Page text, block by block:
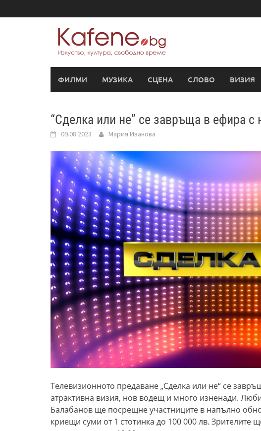
to
ФИЛМИ МУЗИКА СЦЕНА СЛОВО ВИЗИЯ
“Сделка или не” се завръща в ефира
09.08.2023 Мария Иванова
Tелевизионното предаване „Сделка или не“ се
атрактивна визия, нов водещ и много изненади.
Балабанов ще посрещне участниците в напълно
криещи суми от 1 стотинка до 100 000 лв. Зрителите